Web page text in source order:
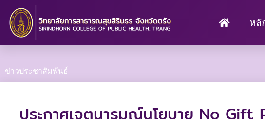
content
หลั
ข่าวประชาสัมพันธ์
ประกาศเจตนารมณ์นโยบาย No Gift